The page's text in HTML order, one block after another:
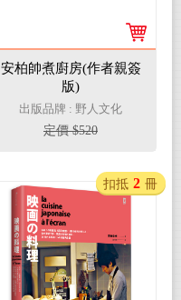
安柏帥煮廚房(作者親簽
版)
出版品牌 : 野人文化
定價 $520
扣抵 2 冊